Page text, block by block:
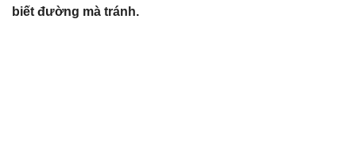
biết đường mà tránh.